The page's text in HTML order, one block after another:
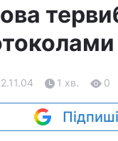
1 хв. 0